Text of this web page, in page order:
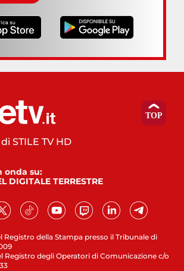
Registro della Stampa presso il Tribunale di
Registro degli Operatori di Comunicazione c/o
STILE TV HD
onda su:
DIGITALE TERRESTRE